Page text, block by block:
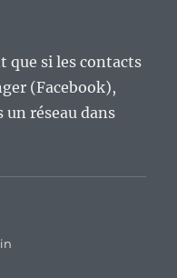
que si les contacts
(Facebook),
réseau dans